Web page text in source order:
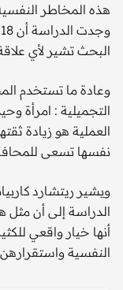
هذه المخاطر
البحث تشير لأي
وعادة ما تستخدم
التجميلية : امرأة
العملية هو زيادة
نفسها تسعى
ويشير ريتشارد
الدراسة إلى أن مثل
أنها خيار واقعي
النفسية